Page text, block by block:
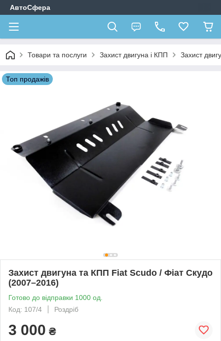
АвтоСфера
Товари та послуги Захист двигуна і КПП Захист
Топ продажів
Захист двигуна та КПП Fiat Scudo / Фіат Скудо
(2007–2016)
Готово до відправки 1000 од.
Код: 107/4
Роздріб
3 000 ₴